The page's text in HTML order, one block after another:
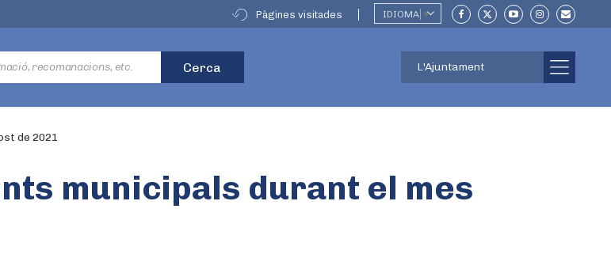
Pàgines visitades IDIOMA ▼
L'Ajuntament
de 2021
municipals durant el mes